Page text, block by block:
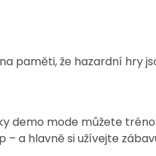
paměti, že hazardní hry
demo mode můžete
a hlavně si užívejte